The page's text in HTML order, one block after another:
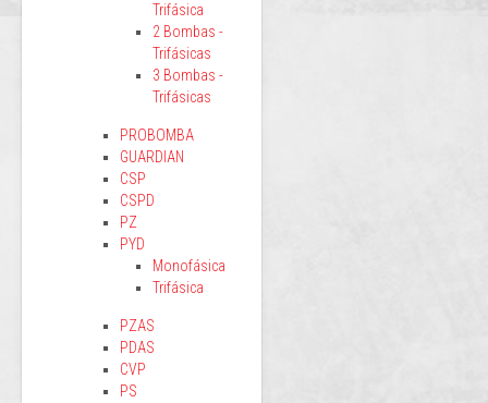
Trifásica
2 Bombas -
Trifásicas
3 Bombas -
Trifásicas
PROBOMBA
GUARDIAN
CSP
CSPD
PZ
PYD
Monofásica
Trifásica
PZAS
PDAS
CVP
PS